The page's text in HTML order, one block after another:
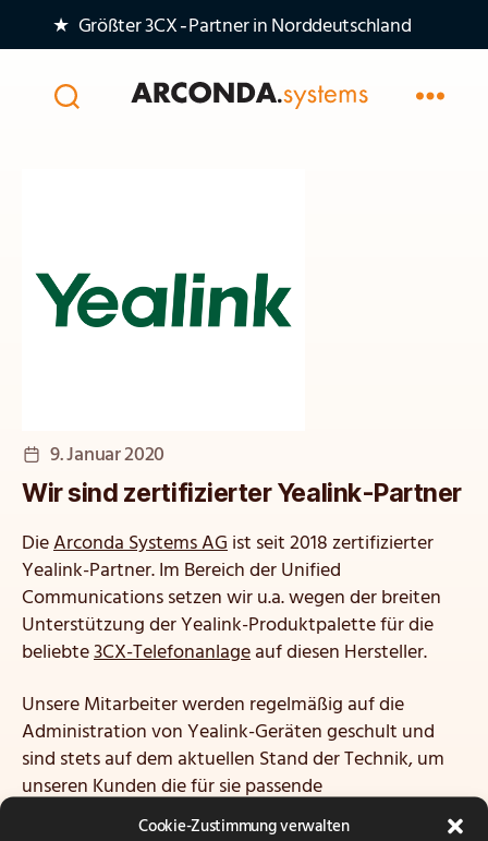
Cookie-Zustimmung verwalten
★ Größter 3CX‑Partner in Norddeutschland
Veröffentlichungsdatum
9. Januar 2020
Wir sind zertifizierter Yealink-Partner
DieArconda Systems AGist seit 2018 zertifizierter
Yealink-Partner. Im Bereich der Unified
Communications setzen wir u.a. wegen der breiten
Unterstützung der Yealink-Produktpalette für die
beliebte3CX-Telefonanlageauf diesen Hersteller.
Unsere Mitarbeiter werden regelmäßig auf die
Administration von Yealink-Geräten geschult und
sind stets auf dem aktuellen Stand der Technik, um
unseren Kunden die für sie passende
Kommunikationslösung zu ermöglichen.